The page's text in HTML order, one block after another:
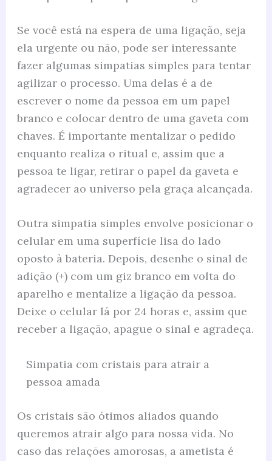
Se você está na espera de uma ligação, seja
ela urgente ou não, pode ser interessante
fazer algumas simpatias simples para tentar
agilizar o processo. Uma delas é a de
escrever o nome da pessoa em um papel
branco e colocar dentro de uma gaveta com
chaves. É importante mentalizar o pedido
enquanto realiza o ritual e, assim que a
pessoa te ligar, retirar o papel da gaveta e
agradecer ao universo pela graça alcançada.
Outra simpatia simples envolve posicionar o
celular em uma superfície lisa do lado
oposto à bateria. Depois, desenhe o sinal de
adição (+) com um giz branco em volta do
aparelho e mentalize a ligação da pessoa.
Deixe o celular lá por 24 horas e, assim que
receber a ligação, apague o sinal e agradeça.
Simpatia com cristais para atrair a
pessoa amada
Os cristais são ótimos aliados quando
queremos atrair algo para nossa vida. No
caso das relações amorosas, a ametista é